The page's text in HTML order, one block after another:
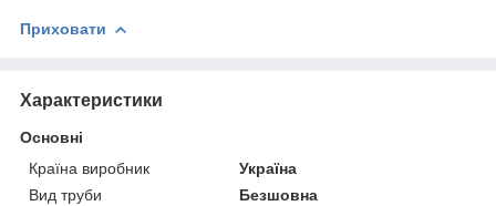
Приховати
Характеристики
Основні
Країна виробник
Україна
Вид труби
Безшовна